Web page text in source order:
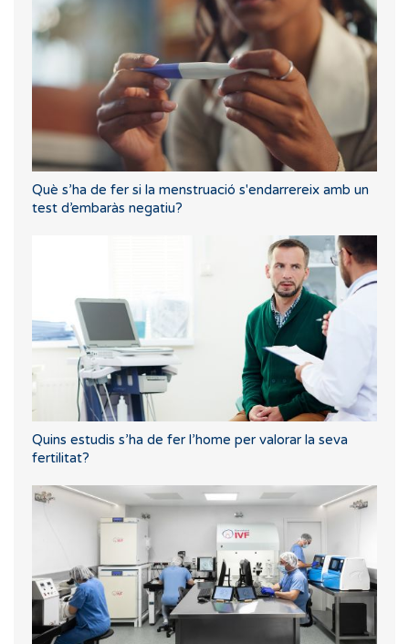
Què s’ha de fer si la menstruació s'endarrereix amb un
test d’embaràs negatiu?
Quins estudis s’ha de fer l’home per valorar la seva
fertilitat?